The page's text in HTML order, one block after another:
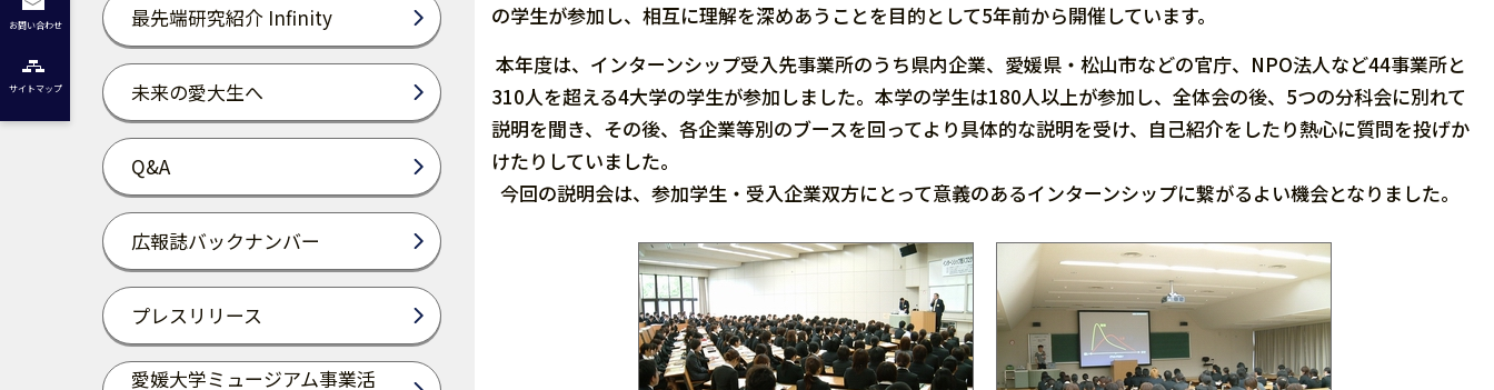
お問い合わせ
サイトマップ
最先端研究紹介 Infinity
未来の愛大生へ
Q&A
広報誌バックナンバー
プレスリリース
愛媛大学ミュージアム事業活
の学生が参加し、相互に理解を深めあうことを目的として5年前から開催しています。
本年度は、インターンシップ受入先事業所のうち県内企業、愛媛県・松山市などの官庁、NPO法人など44事業所と
310人を超える4大学の学生が参加しました。本学の学生は180人以上が参加し、全体会の後、5つの分科会に別れて
説明を聞き、その後、各企業等別のブースを回ってより具体的な説明を受け、自己紹介をしたり熱心に質問を投げか
けたりしていました。
今回の説明会は、参加学生・受入企業双方にとって意義のあるインターンシップに繋がるよい機会となりました。